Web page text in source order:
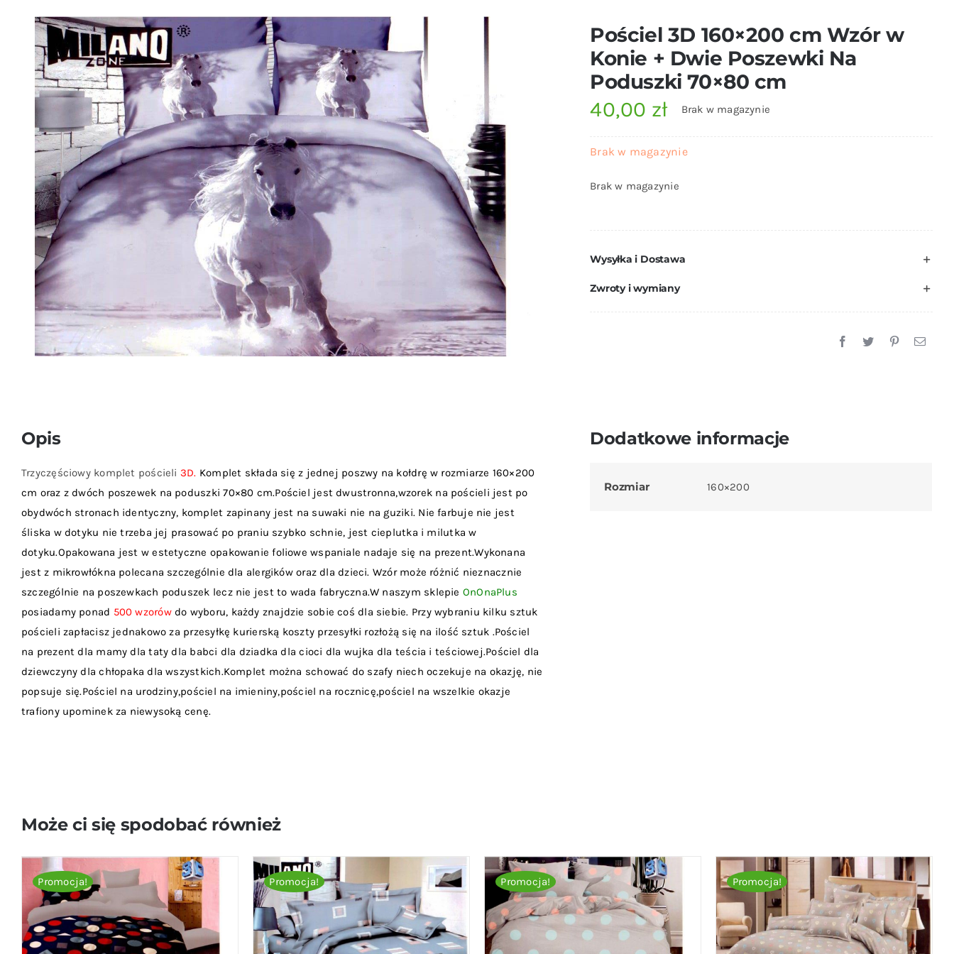
Pościel 3D 160×200 cm Wzór w
Konie + Dwie Poszewki Na
Poduszki 70×80 cm
40,00 zł Brak w magazynie
Brak w magazynie
Brak w magazynie
Wysyłka i Dostawa
Zwroty i wymiany
Opis
Trzyczęściowy komplet pościeli 3D. Komplet składa się z jednej poszwy na kołdrę w rozmiarze 160×200
cm oraz z dwóch poszewek na poduszki 70×80 cm.Pościel jest dwustronna,wzorek na pościeli jest po
obydwóch stronach identyczny, komplet zapinany jest na suwaki nie na guziki. Nie farbuje nie jest
śliska w dotyku nie trzeba jej prasować po praniu szybko schnie, jest cieplutka i milutka w
dotyku.Opakowana jest w estetyczne opakowanie foliowe wspaniale nadaje się na prezent.Wykonana
jest z mikrowłókna polecana szczególnie dla alergików oraz dla dzieci. Wzór może różnić nieznacznie
szczególnie na poszewkach poduszek lecz nie jest to wada fabryczna.W naszym sklepie OnOnaPlus
posiadamy ponad 500 wzorówdo wyboru, każdy znajdzie sobie coś dla siebie. Przy wybraniu kilku sztuk
pościeli zapłacisz jednakowo za przesyłkę kurierską koszty przesyłki rozłożą się na ilość sztuk .Pościel
na prezent dla mamy dla taty dla babci dla dziadka dla cioci dla wujka dla teścia i teściowej.Pościel dla
dziewczyny dla chłopaka dla wszystkich.Komplet można schować do szafy niech oczekuje na okazję, nie
popsuje się.Pościel na urodziny,pościel na imieniny,pościel na rocznicę,pościel na wszelkie okazje
trafiony upominek za niewysoką cenę.
Dodatkowe informacje
Rozmiar 160×200
Może ci się spodobać również
Promocja!
DODAJ DO KOSZYKA / QUICK VIEW
Promocja!
DODAJ DO KOSZYKA / QUICK VIEW
Promocja!
DODAJ DO KOSZYKA QUICK VIEW
Promocja!
DODAJ DO KOSZYKA / QUICK VIEW